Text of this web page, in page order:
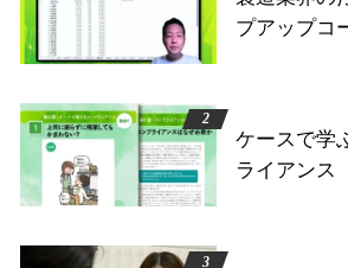
プアップコ
ケースで
ライアンス